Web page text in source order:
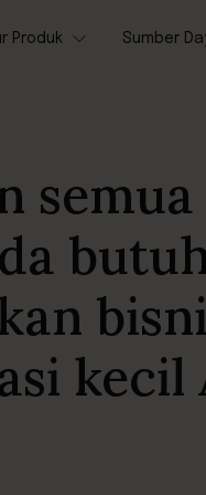
Produk Sumber
kecil